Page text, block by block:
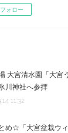
フォロー
大宮清水園「大
川神社へ参拝
11:32
め☆「大宮盆栽ウ